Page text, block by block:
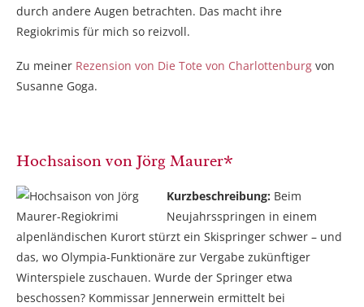
durch andere Augen betrachten. Das macht ihre
Regiokrimis für mich so reizvoll.
Zu meiner Rezension von Die Tote von Charlottenburg von
Susanne Goga.
Hochsaison von Jörg Maurer*
Kurzbeschreibung: Beim
Neujahrsspringen in einem
alpenländischen Kurort stürzt ein Skispringer schwer – und
das, wo Olympia-Funktionäre zur Vergabe zukünftiger
Winterspiele zuschauen. Wurde der Springer etwa
beschossen? Kommissar Jennerwein ermittelt bei